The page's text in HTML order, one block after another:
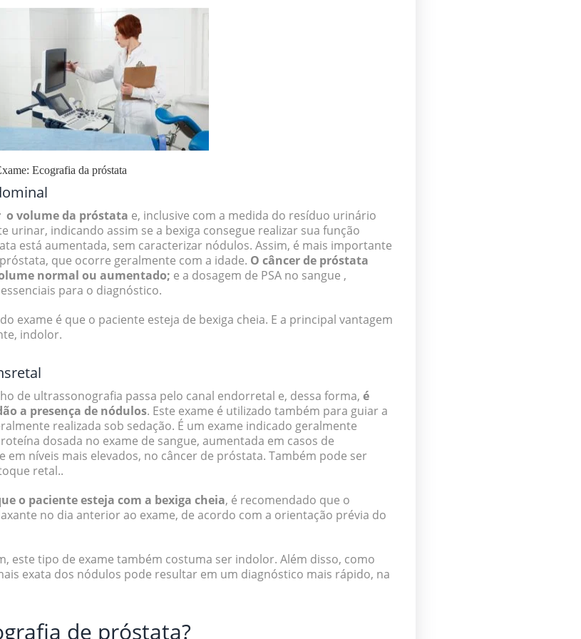
Ecografia da próstata
o volume da próstata e, inclusive com a medida do resíduo urinário
urinar, indicando assim se a bexiga consegue realizar sua função
está aumentada, sem caracterizar nódulos. Assim, é mais importante
que ocorre geralmente com a idade. O câncer de próstata
normal ou aumentado; e a dosagem de PSA no sangue ,
para o diagnóstico.
exame é que o paciente esteja de bexiga cheia. E a principal vantagem
indolor.
de ultrassonografia passa pelo canal endorretal e, dessa forma, é
a presença de nódulos. Este exame é utilizado também para guiar a
realizada sob sedação. É um exame indicado geralmente
dosada no exame de sangue, aumentada em casos de
níveis mais elevados, no câncer de próstata. Também pode ser
retal..
o paciente esteja com a bexiga cheia, é recomendado que o
no dia anterior ao exame, de acordo com a orientação prévia do
este tipo de exame também costuma ser indolor. Além disso, como
exata dos nódulos pode resultar em um diagnóstico mais rápido, na
de próstata?